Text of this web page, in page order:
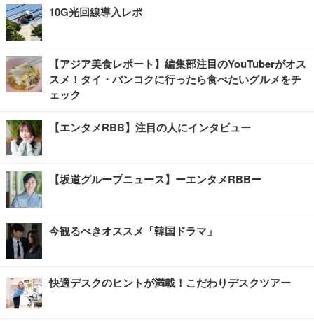
10G光回線導入レポ
【アジア美食レポート】編集部注目のYouTuberがオス
スメ！タイ・バンコクに行ったら食べたいグルメをチ
ェック
【エンタメRBB】注目の人にインタビュー
【坂道グループニュース】ーエンタメRBBー
今観るべきオススメ「韓国ドラマ」
快適デスクのヒントが満載！こだわりデスクツアー